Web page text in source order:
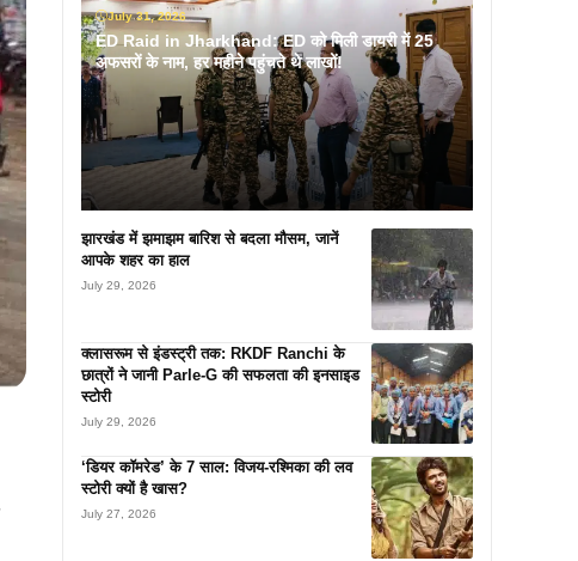
July 31, 2026
ED Raid in Jharkhand: ED को मिली डायरी में 25
अफसरों के नाम, हर महीने पहुंचते थे लाखों!
झारखंड में झमाझम बारिश से बदला मौसम, जानें
आपके शहर का हाल
July 29, 2026
क्लासरूम से इंडस्ट्री तक: RKDF Ranchi के
छात्रों ने जानी Parle-G की सफलता की इनसाइड
स्टोरी
July 29, 2026
‘डियर कॉमरेड’ के 7 साल: विजय-रश्मिका की लव
स्टोरी क्यों है खास?
July 27, 2026